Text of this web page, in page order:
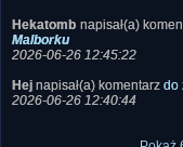
Hekatomb
napisał(a)
Malborku
Hejnapisał(a) komentarz